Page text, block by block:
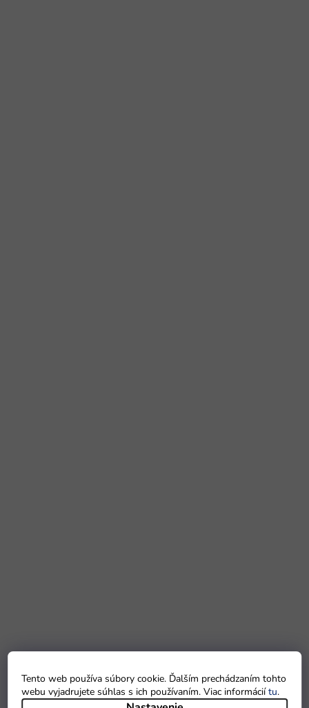
Tento web používa súbory cookie. Ďalším prechádzaním tohto
webu vyjadrujete súhlas s ich používaním. Viac informáciítu.